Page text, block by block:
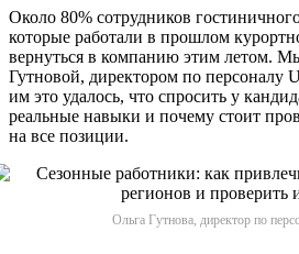
Около 80% сотрудников
которые работали в прошлом
вернуться в компанию этим летом.
Гутновой, директором по персоналу
им это удалось, что спросить у
реальные навыки и почему стоит
на все позиции.
Ольга Гутнова, директор по